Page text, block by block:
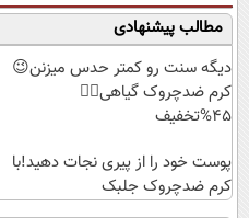
مطالب پیشنهادی
دیگه سنت رو کمتر حدس میزنن😉
کرم ضدچروک گیاهی👈🏻
45%تخفیف
پوست خود را از پیری نجات دهید!با
کرم ضدچروک جلبک